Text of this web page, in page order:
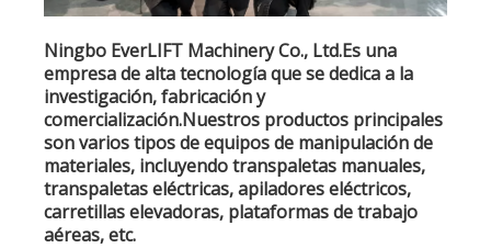
Ningbo EverLIFT Machinery Co., Ltd.Es una
empresa de alta tecnología que se dedica a la
investigación, fabricación y
comercialización.Nuestros productos principales
son varios tipos de equipos de manipulación de
materiales, incluyendo transpaletas manuales,
transpaletas eléctricas, apiladores eléctricos,
carretillas elevadoras, plataformas de trabajo
aéreas, etc.